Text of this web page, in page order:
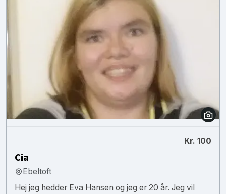
Kr. 100
Cia
Ebeltoft
Hej jeg hedder Eva Hansen og jeg er 20 år. Jeg vil